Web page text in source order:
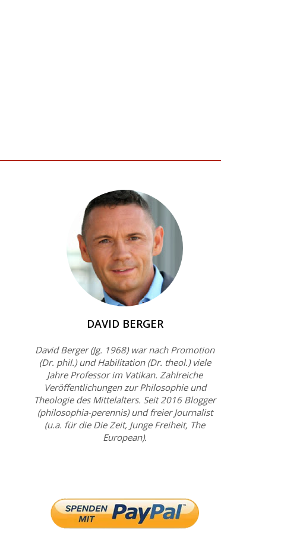
DAVID BERGER
David Berger (Jg. 1968) war nach Promotion
(Dr. phil.) und Habilitation (Dr. theol.) viele
Jahre Professor im Vatikan. Zahlreiche
Veröffentlichungen zur Philosophie und
Theologie des Mittelalters. Seit 2016 Blogger
(philosophia-perennis) und freier Journalist
(u.a. für die Die Zeit, Junge Freiheit, The
European).